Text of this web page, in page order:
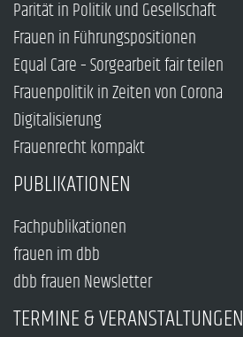
Parität in Politik und Gesellschaft
Frauen in Führungspositionen
Equal Care – Sorgearbeit fair teilen
Frauenpolitik in Zeiten von Corona
Digitalisierung
Frauenrecht kompakt
PUBLIKATIONEN
Fachpublikationen
frauen im dbb
dbb frauen Newsletter
TERMINE & VERANSTALTUNGEN